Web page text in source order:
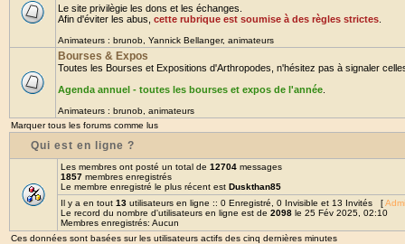
Le site privilègie les dons et les échanges.
Afin d'éviter les abus, cette rubrique est soumise à des règles strictes
Animateurs : brunob Yannick Bellanger, animateurs
Bourses & Expos
Toutes les Bourses et Expositions d'Arthropodes, n'hésitez pas à signaler
Agenda annuel - toutes les bourses et expos de l'année
Animateurs : brunob animateurs
Marquer tous les forums comme lus
Qui est en ligne ?
Les membres ont posté un total de 12704 messages
1857 membres enregistrés
Le membre enregistré le plus récent est Duskthan85
Il y a en tout 13 utilisateurs en ligne :: 0 Enregistré, 0 Invisible et 13 Invités [
Le record du nombre d'utilisateurs en ligne est de 2098 le 25 Fév 2025, 02:10
Membres enregistrés: Aucun
Ces données sont basées sur les utilisateurs actifs des cinq dernières minutes